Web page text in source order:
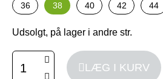
36
38 40 42 44
Udsolgt, på lager i andre str.
LÆG I KURV